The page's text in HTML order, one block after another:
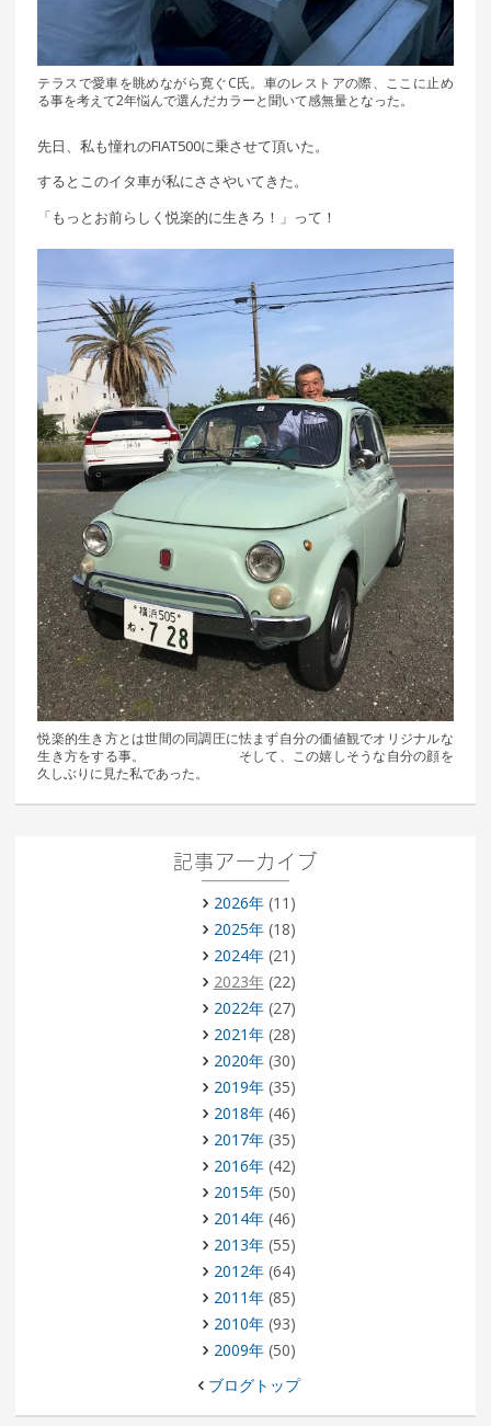
テラスで愛車を眺めながら寛ぐC氏。車のレストアの際、ここに止め
る事を考えて2年悩んで選んだカラーと聞いて感無量となった。
先日、私も憧れのFIAT500に乗させて頂いた。
するとこのイタ車が私にささやいてきた。
「もっとお前らしく悦楽的に生きろ！」って！
悦楽的生き方とは世間の同調圧に怯まず自分の価値観でオリジナルな
生き方をする事。 そして、この嬉しそうな自分の顔を
久しぶりに見た私であった。
記事アーカイブ
2026年(11)
2025年(18)
2024年(21)
2023年(22)
2022年(27)
2021年(28)
2020年(30)
2019年(35)
2018年(46)
2017年(35)
2016年(42)
2015年(50)
2014年(46)
2013年(55)
2012年(64)
2011年(85)
2010年(93)
2009年(50)
ブログトップ